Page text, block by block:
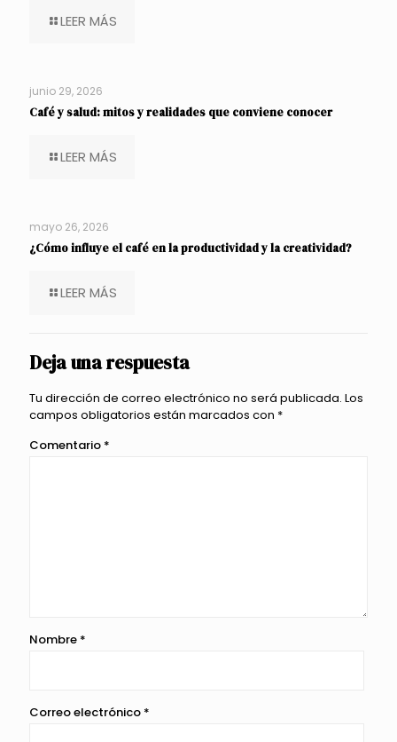
LEER MÁS
junio 29, 2026
Café y salud: mitos y realidades que conviene conocer
LEER MÁS
mayo 26, 2026
¿Cómo influye el café en la productividad y la creatividad?
LEER MÁS
Deja una respuesta
Tu dirección de correo electrónico no será publicada. Los
campos obligatorios están marcados con *
Comentario *
Nombre *
Correo electrónico *